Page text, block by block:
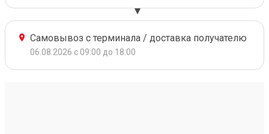
Самовывоз с терминала / доставка получателю
06.08.2026 с 09:00 до 18:00